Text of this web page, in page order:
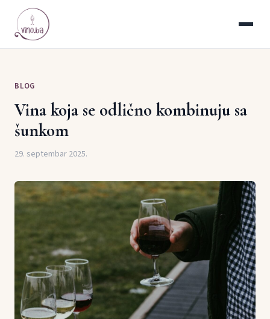
BLOG
Vina koja se odlično kombinuju sa
šunkom
29. septembar 2025.